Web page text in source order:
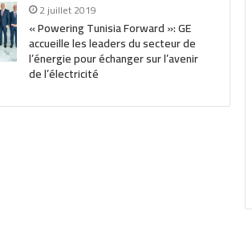
2 juillet 2019
« Powering Tunisia Forward »: GE
accueille les leaders du secteur de
l’énergie pour échanger sur l’avenir
de l’électricité